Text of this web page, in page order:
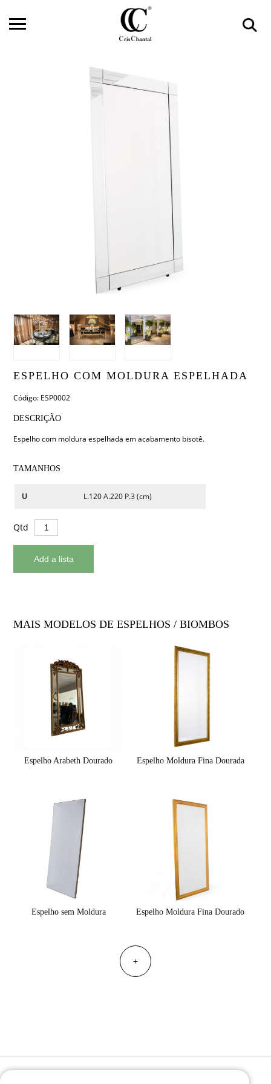
ESPELHO COM MOLDURA ESPELHADA
Código: ESP0002
DESCRIÇÃO
Espelho com moldura espelhada em acabamento bisotê.
TAMANHOS
U L.120 A.220 P.3 (cm)
Qtd
MAIS MODELOS DE ESPELHOS / BIOMBOS
Espelho Arabeth Dourado Espelho Moldura Fina Dourada
Espelho sem Moldura Espelho Moldura Fina Dourado
+